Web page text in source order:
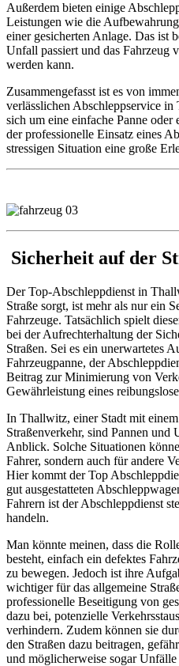
Außerdem bieten einige
Leistungen wie die
einer gesicherten Anlage. Das ist
Unfall passiert und das Fahrzeug
werden kann.
Zusammengefasst ist es von
verlässlichen Abschleppservice
sich um eine einfache Panne
der professionelle Einsatz eines
stressigen Situation eine große
Sicherheit auf der
Der Top-Abschleppdienst in
Straße sorgt, ist mehr als nur ein
Fahrzeuge. Tatsächlich spielt
bei der Aufrechterhaltung der
Straßen. Sei es ein unerwartetes
Fahrzeugpanne, der
Beitrag zur Minimierung von
Gewährleistung eines
In Thallwitz, einer Stadt mit
Straßenverkehr, sind Pannen
Anblick. Solche Situationen
Fahrer, sondern auch für andere
Hier kommt der Top
gut ausgestatteten
Fahrern ist der Abschleppdienst
handeln.
Man könnte meinen, dass die
besteht, einfach ein defektes
zu bewegen. Jedoch ist ihre
wichtiger für das allgemeine
professionelle Beseitigung von
dazu bei, potenzielle
verhindern. Zudem können sie
den Straßen dazu beitragen,
und möglicherweise sogar